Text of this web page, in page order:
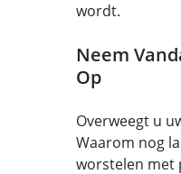
wordt.
Neem
Op
Overweegt u
Waarom nog
worstelen met